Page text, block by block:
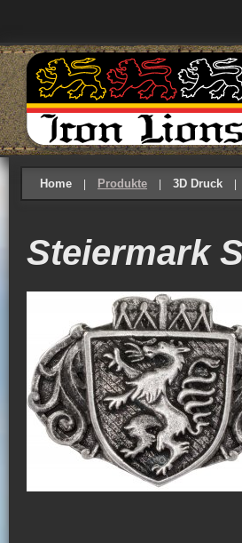
Home Produkte 3D Druck
Steiermark